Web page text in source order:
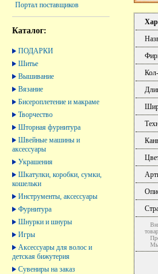
Портал поставщиков
Каталог:
ПОДАРКИ
Шитье
Вышивание
Вязание
Бисероплетение и макраме
Творчество
Шторная фурнитура
Швейные машины и
аксессуары
Украшения
Шкатулки, коробки, сумки,
кошельки
Инструменты, аксессуары
Фурнитура
Шнурки и шнуры
Игры
Аксессуары для волос и
детская бижутерия
Сувениры на заказ
Мы